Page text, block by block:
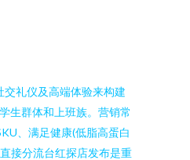
礼仪及高端体验来构建
生群体和上班族。营销常
、满足健康(低脂高蛋白
接分流台红探店发布是重